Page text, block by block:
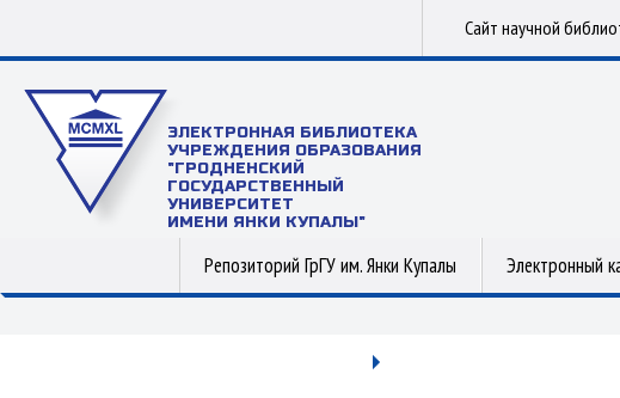
Сайт научной
ЭЛЕКТРОННАЯ БИБЛИОТЕКА
УЧРЕЖДЕНИЯ ОБРАЗОВАНИЯ
"ГРОДНЕНСКИЙ
ГОСУДАРСТВЕННЫЙ
УНИВЕРСИТЕТ
ИМЕНИ ЯНКИ КУПАЛЫ"
Репозиторий ГрГУ им. Янки Купалы Электронный